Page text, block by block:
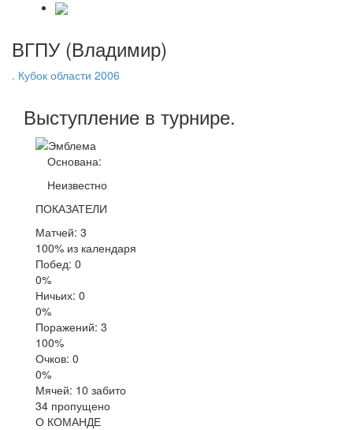
ВГПУ (Владимир)
. Кубок области 2006
Выступление в турнире.
Основана:
Неизвестно
ПОКАЗАТЕЛИ
Матчей: 3
100% из календаря
Побед: 0
0%
Ничьих: 0
0%
Поражений: 3
100%
Очков: 0
0%
Мячей: 10 забито
34 пропущено
О КОМАНДЕ